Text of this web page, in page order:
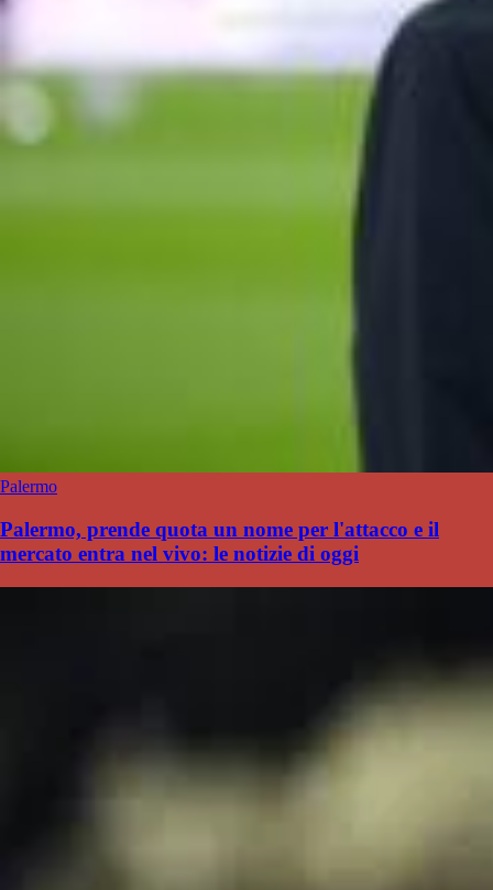
Palermo
Palermo, prende quota un nome per l'attacco e il
mercato entra nel vivo: le notizie di oggi